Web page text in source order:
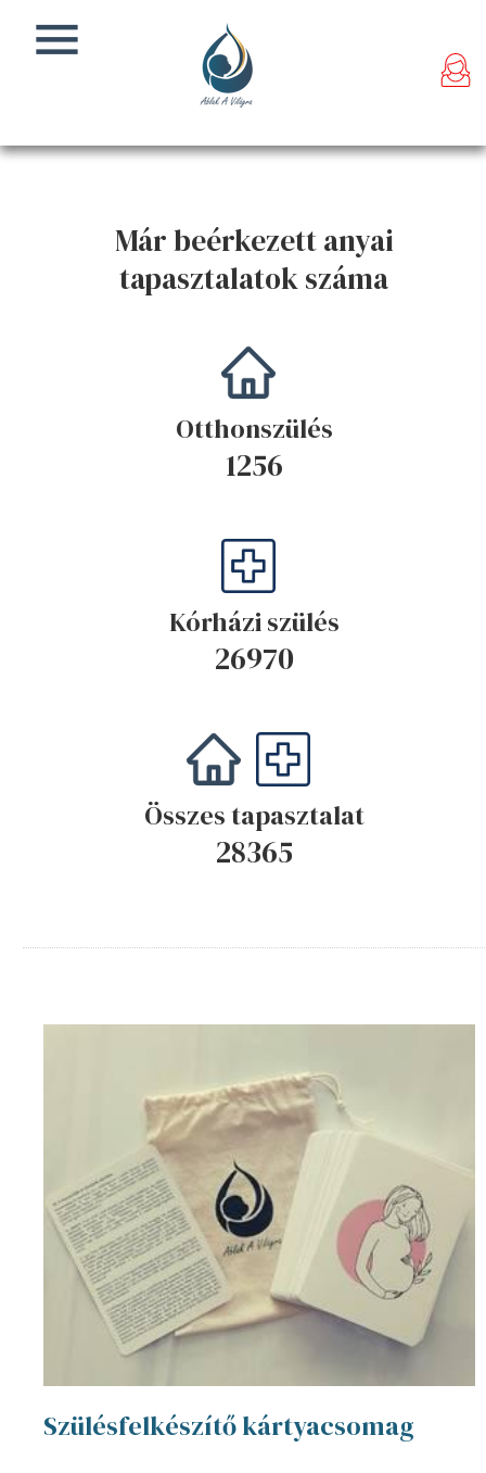
Már beérkezett anyai
tapasztalatok száma
Otthonszülés
1256
Kórházi szülés
29219
Összes tapasztalat
30475
Szülésfelkészítő kártyacsomag